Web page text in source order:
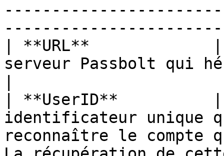
| **URL**             |
serveur Passbolt qui
| **UserID**          |
identificateur unique
reconnaître le